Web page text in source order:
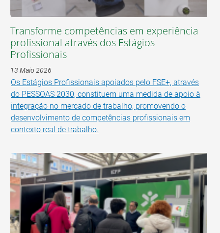
Transforme competências em experiência
profissional através dos Estágios
Profissionais
13 Maio 2026
Os Estágios Profissionais apoiados pelo FSE+, através
do PESSOAS 2030, constituem uma medida de apoio à
integração no mercado de trabalho, promovendo o
desenvolvimento de competências profissionais em
contexto real de trabalho.